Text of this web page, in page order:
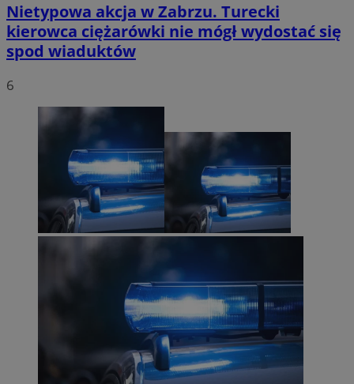
Nietypowa akcja w Zabrzu. Turecki
kierowca ciężarówki nie mógł wydostać się
spod wiaduktów
6